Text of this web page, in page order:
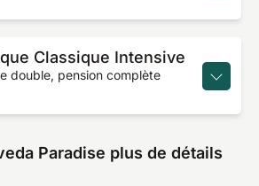
Classique Intensive
double, pension complète
Paradise plus de détails